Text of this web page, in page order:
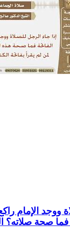
ووجد الإمام
فما صحة صلاته؟